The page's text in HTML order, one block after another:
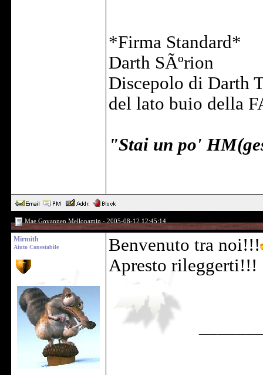
*Firma Standard*
Darth SÃºrion
Discepolo di Darth
del lato buio della
"Stai un po'
Mae Govannen Mellonamin - 2005-08-12 12:45:14
Mirmith
Aiuto Conestabile
Benvenuto tra noi!!!
Apresto rileggerti!!!